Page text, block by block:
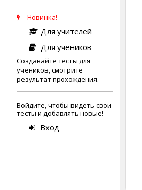
Новинка!
Для учителей
Для учеников
Создавайте тесты для
учеников, смотрите
результат прохождения.
Войдите, чтобы видеть свои
тесты и добавлять новые!
Вход